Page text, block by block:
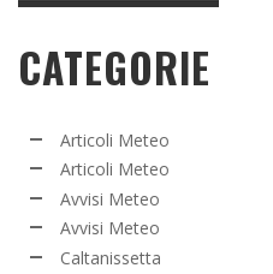
CATEGORIE
Articoli Meteo
Articoli Meteo
Avvisi Meteo
Avvisi Meteo
Caltanissetta